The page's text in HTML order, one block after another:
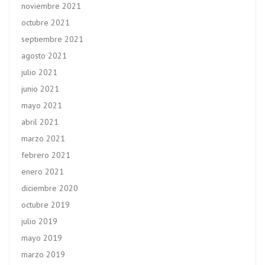
noviembre 2021
octubre 2021
septiembre 2021
agosto 2021
julio 2021
junio 2021
mayo 2021
abril 2021
marzo 2021
febrero 2021
enero 2021
diciembre 2020
octubre 2019
julio 2019
mayo 2019
marzo 2019